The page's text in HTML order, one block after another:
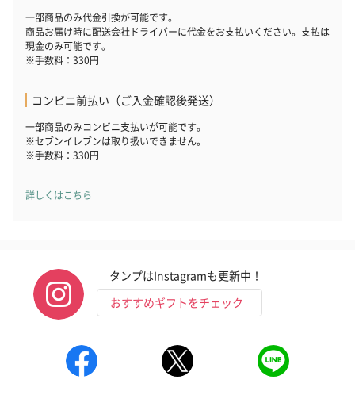
ハンドクリーム3本セッ
ト【ありがとう】
（1,100円）
シャワージェル＆ハン
ドクリーム（ピンクグ
一部商品のみ代金引換が可能です。
商品お届け時に配送会社ドライバーに代金をお支払いください。支払は
現金のみ可能です。
※手数料：330円
コンビニ前払い（ご入金確認後発送）
一部商品のみコンビニ支払いが可能です。
※セブンイレブンは取り扱いできません。
※手数料：330円
詳しくはこちら
タンプはInstagramも更新中！
おすすめギフトをチェック